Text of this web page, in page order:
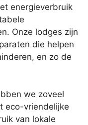
energieverbruik
Onze lodges zijn
die helpen
en zo de
we zoveel
eco-vriendelijke
van lokale